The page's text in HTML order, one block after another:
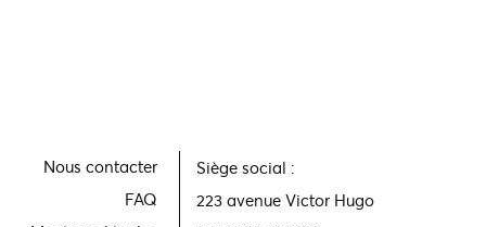
Nous contacter
FAQ
Siège social :
223 avenue Victor Hugo